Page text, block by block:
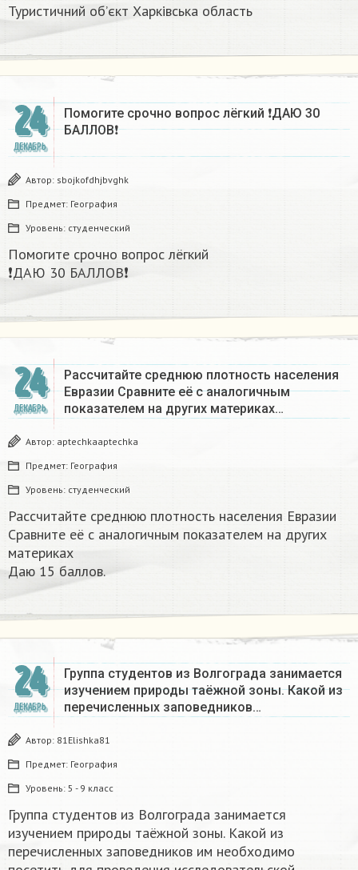
Туристичний об’єкт Харківська область
24
ДЕКАБРЬ
Помогите срочно вопрос лёгкий ❗ДАЮ 30
БАЛЛОВ❗​
Автор: sbojkofdhjbvghk
Предмет: География
Уровень: студенческий
Помогите срочно вопрос лёгкий
❗ДАЮ 30 БАЛЛОВ❗​
24
ДЕКАБРЬ
Рассчитайте среднюю плотность населения
Евразии Сравните её с аналогичным
показателем на других материках​…
Автор: aptechkaaptechka
Предмет: География
Уровень: студенческий
Рассчитайте среднюю плотность населения Евразии
Сравните её с аналогичным показателем на других
материках​
Даю 15 баллов.
24
ДЕКАБРЬ
Группа студентов из Волгограда занимается
изучением природы таёжной зоны. Какой из
перечисленных заповедников…
Автор: 81Elishka81
Предмет: География
Уровень: 5 - 9 класс
Группа студентов из Волгограда занимается
изучением природы таёжной зоны. Какой из
перечисленных заповедников им необходимо